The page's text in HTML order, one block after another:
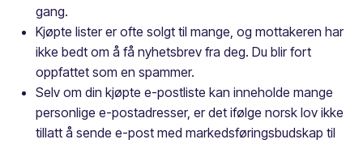
gang.
Kjøpte lister er ofte solgt til mange, og mottakeren har
ikke bedt om å få nyhetsbrev fra deg. Du blir fort
oppfattet som en spammer.
Selv om din kjøpte e-postliste kan inneholde mange
personlige e-postadresser, er det ifølge norsk lov ikke
tillatt å sende e-post med markedsføringsbudskap til